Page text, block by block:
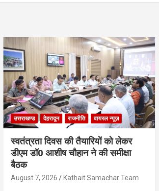
उत्तराखण्ड देहरादून राजनीति वायरल न्यूज़
स्वतंत्रता दिवस की तैयारियों को लेकर
डीएम डॉ0 आशीष चौहान ने की समीक्षा
बैठक
August 7, 2026 Kathait Samachar Team